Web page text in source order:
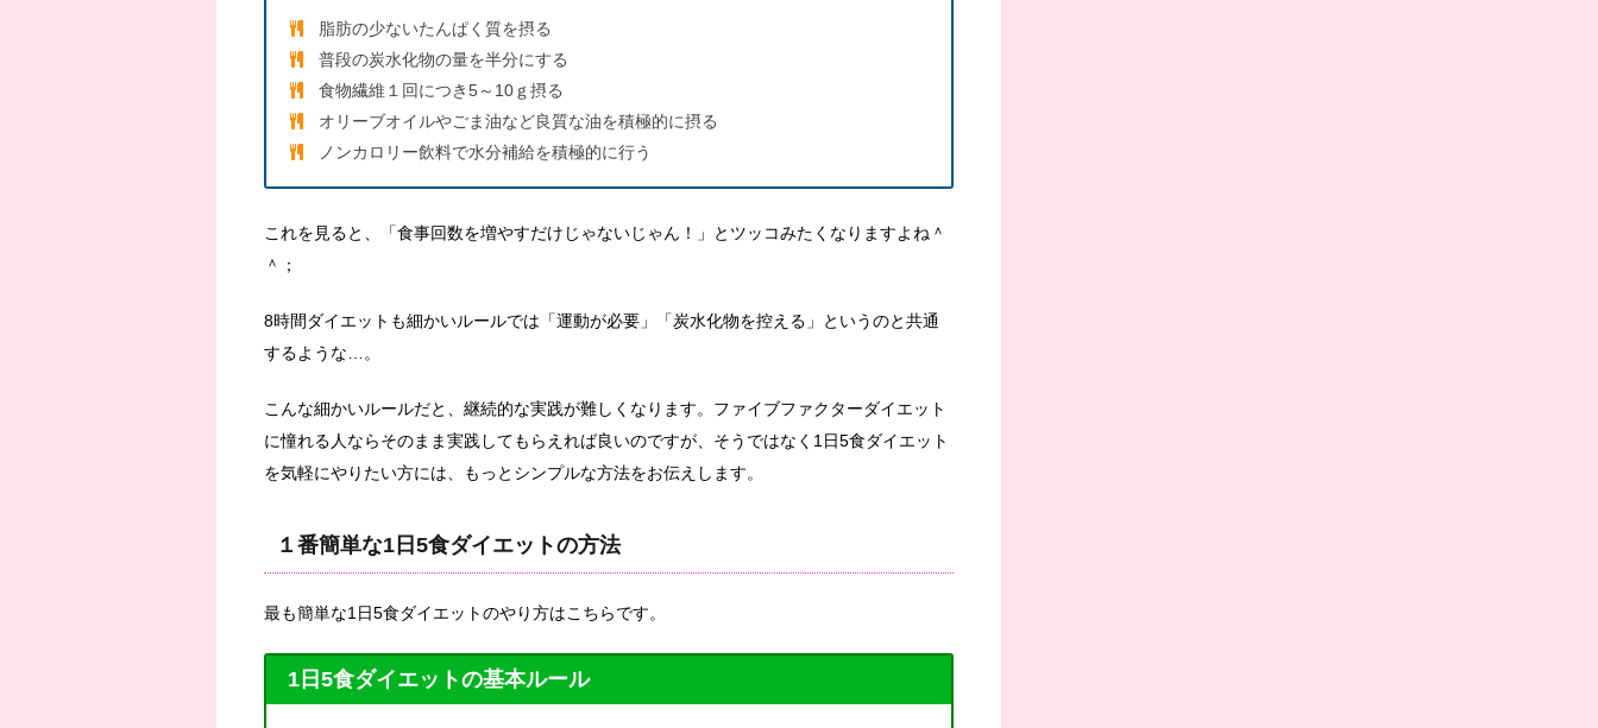
脂肪の少ないたんぱく質を摂る
普段の炭水化物の量を半分にする
食物繊維１回につき5～10ｇ摂る
オリーブオイルやごま油など良質な油を積極的に摂る
ノンカロリー飲料で水分補給を積極的に行う
これを見ると、「食事回数を増やすだけじゃないじゃん！」とツッコみたくなりますよね＾
＾；
8時間ダイエットも細かいルールでは「運動が必要」「炭水化物を控える」というのと共通
するような…。
こんな細かいルールだと、継続的な実践が難しくなります。ファイブファクターダイエット
に憧れる人ならそのまま実践してもらえれば良いのですが、そうではなく1日5食ダイエット
を気軽にやりたい方には、もっとシンプルな方法をお伝えします。
１番簡単な1日5食ダイエットの方法
最も簡単な1日5食ダイエットのやり方はこちらです。
1日5食ダイエットの基本ルール